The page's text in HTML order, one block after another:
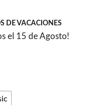
DE VACACIONES
el 15 de Agosto!